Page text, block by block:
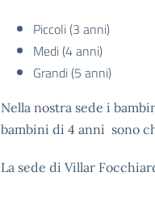
Piccoli (3 anni)
Medi (4 anni)
Grandi (5 anni)
Nella nostra sede i
bambini di 4 anni sono
La sede di Villar